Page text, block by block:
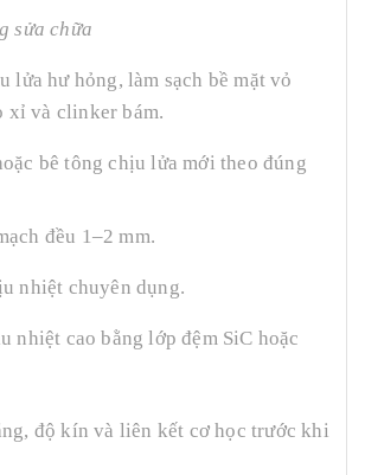
sửa chữa
lửa hư hỏng, làm sạch bề mặt vỏ
xỉ và clinker bám.
bê tông chịu lửa mới theo đúng
đều 1–2 mm.
nhiệt chuyên dụng.
nhiệt cao bằng lớp đệm SiC hoặc
độ kín và liên kết cơ học trước khi